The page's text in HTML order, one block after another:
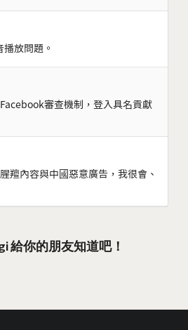
放問題。
審查機制，登入具名貢獻
羶內容與中國惡意廣告，我很會、
給你的朋友知道吧！